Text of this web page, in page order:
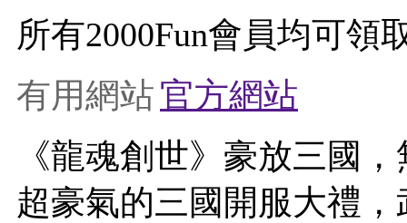
所有2000Fun會員均可領
有用網站官方網站
《龍魂創世》豪放三國
超豪氣的三國開服大禮